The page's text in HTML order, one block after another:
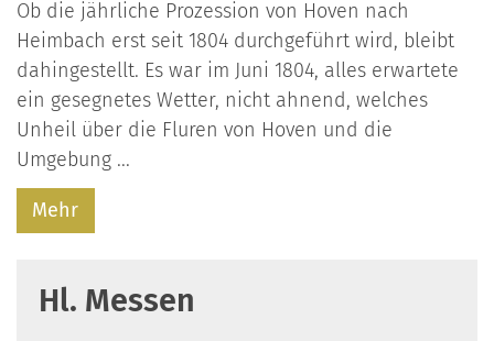
Ob die jährliche Prozession von Hoven nach
Heimbach erst seit 1804 durchgeführt wird, bleibt
dahingestellt. Es war im Juni 1804, alles erwartete
ein gesegnetes Wetter, nicht ahnend, welches
Unheil über die Fluren von Hoven und die
Umgebung ...
Mehr
Hl. Messen